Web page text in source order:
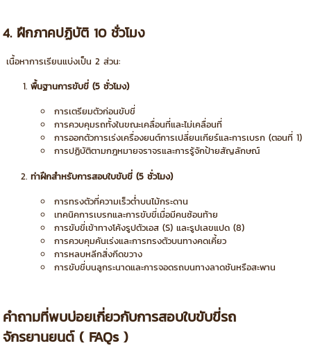
4. ฝึกภาคปฏิบัติ 10 ชั่วโมง
เนื้อหาการเรียนแบ่งเป็น 2ส่วน:
พื้นฐานการขับขี่ (5ชั่วโมง)
การเตรียมตัวก่อนขับขี่
การควบคุมรถทั้งในขณะเคลื่อนที่และไม่เคลื่อนที่
การออกตัวการเร่งเครื่องยนต์การเปลี่ยนเกียร์และการเบรก (ตอนที่ 1)
การปฏิบัติตามกฎหมายจราจรและการรู้จักป้ายสัญลักษณ์
ท่าฝึกสำหรับการสอบใบขับขี่ (5ชั่วโมง)
การทรงตัวที่ความเร็วต่ำบนไม้กระดาน
เทคนิคการเบรกและการขับขี่เมื่อมีคนซ้อนท้าย
การขับขี่เข้าทางโค้งรูปตัวเอส (S)และรูปเลขแปด (8)
การควบคุมคันเร่งและการทรงตัวบนทางคดเคี้ยว
การหลบหลีกสิ่งกีดขวาง
การขับขี่บนลูกระนาดและการจอดรถบนทางลาดชันหรือสะพาน
คำถามที่พบบ่อยเกี่ยวกับการสอบใบขับขี่รถ
จักรยานยนต์( FAQs )